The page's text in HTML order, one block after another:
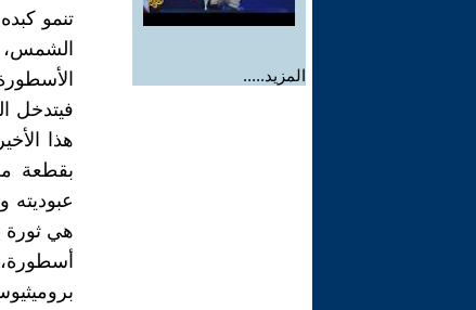
المزيد.....
تنمو
الشمس،
فيتدخل
هذا
بقطعة
عبوديته
هي ثورة